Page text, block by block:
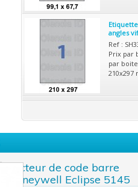
angles
Ref :
Prix par
par
210x297
Lecteur de code barre
Honeywell Eclipse 5145